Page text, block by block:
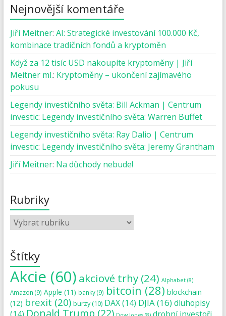
Nejnovější komentáře
Jiří Meitner: AI: Strategické investování 100.000 Kč,
kombinace tradičních fondů a kryptoměn
Když za 12 tisíc USD nakoupíte kryptoměny | Jiří
Meitner ml.: Kryptoměny – ukončení zajímavého
pokusu
Legendy investičního světa: Bill Ackman | Centrum
investic: Legendy investičního světa: Warren Buffet
Legendy investičního světa: Ray Dalio | Centrum
investic: Legendy investičního světa: Jeremy Grantham
Jiří Meitner: Na důchody nebude!
Rubriky
Štítky
Akcie (60) akciové trhy(24) Alphabet(8)
Amazon (9) Apple (11) banky(9) bitcoin (28) blockchain
(12) brexit (20) burzy(10) DAX(14) DJIA(16)dluhopisy
Donald Trump (22)